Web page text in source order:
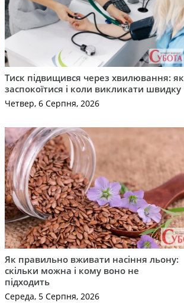
Тиск підвищився через хвилювання: як
заспокоїтися і коли викликати швидку
Четвер, 6 Серпня, 2026
Як правильно вживати насіння льону:
скільки можна і кому воно не
підходить
Середа, 5 Серпня, 2026